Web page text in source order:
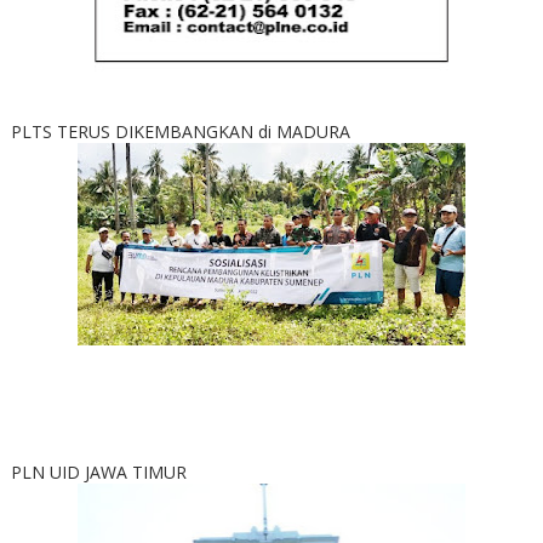
PLTS TERUS DIKEMBANGKAN di MADURA
PLN UID JAWA TIMUR